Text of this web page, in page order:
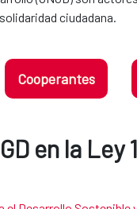
ciudadana.
Cooperantes
en la Ley